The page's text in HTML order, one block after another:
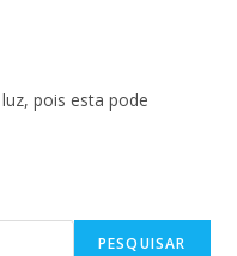
pois esta pode
PESQUISAR